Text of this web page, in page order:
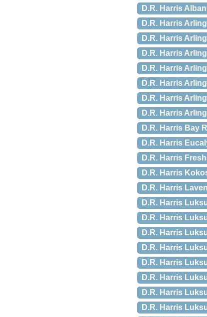
D.R. Harris
D.R. Harris
D.R. Harris
D.R. Harris
D.R. Harris
D.R. Harris
D.R. Harris
D.R. Harris
D.R. Harris Bay
D.R. Harris
D.R. Harris
D.R. Harris
D.R. Harris
D.R. Harris
D.R. Harris
D.R. Harris
D.R. Harris
D.R. Harris
D.R. Harris
D.R. Harris
D.R. Harris